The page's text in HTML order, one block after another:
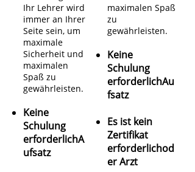
Ihr Lehrer wird
immer an Ihrer
Seite sein, um
maximale
Sicherheit und
maximalen
Spaß zu
gewährleisten.
Keine
Schulung
erforderlichA
ufsatz
maximalen Spaß
zu
gewährleisten.
Keine
Schulung
erforderlichAu
fsatz
Es ist kein
Zertifikat
erforderlichod
er Arzt